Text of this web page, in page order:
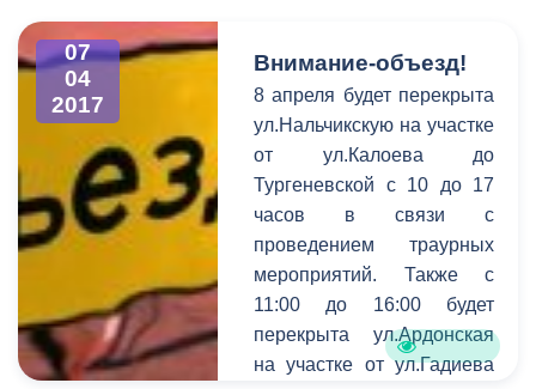
председателя
Правительства Ирбек
Томаев, министр спорта
Хасан Бароев,
олимпийская чемпионка
Аида Шанаева, депутат
Парламента РСО-Алании
Геннадий Родионов,
начальник
антинаркотической
комиссии Луиза Лебедева,
города Чермена Зангиева.
Предметом объезда стали
основные проблемные точки
в благоустройстве города.
Вместе с руководителем
административной комиссии
столицу республики
инспектировали
руководители
подразделений
администрации, отвечающие
07
04
2017
Внимание-объезд!
8 апреля будет перекрыта
ул.Нальчикскую на участке
от ул.Калоева до
Тургеневской с 10 до 17
часов в связи с
проведением траурных
мероприятий. Также с
11:00 до 16:00 будет
перекрыта ул.Ардонская
на участке от ул.Гадиева